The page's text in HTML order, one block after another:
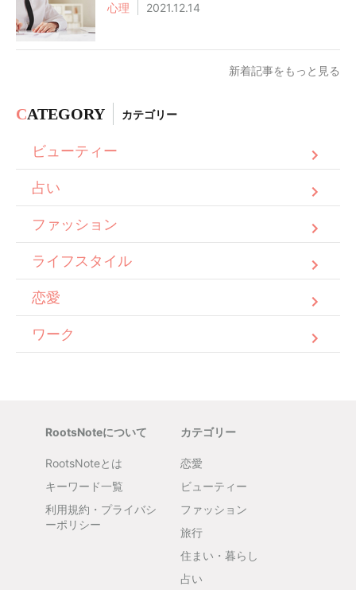
心理 2021.12.14
新着記事をもっと見る
CATEGORY カテゴリー
ビューティー
占い
ファッション
ライフスタイル
恋愛
ワーク
RootsNoteについて
RootsNoteとは
キーワード一覧
利用規約・プライバシ
ーポリシー
カテゴリー
恋愛
ビューティー
ファッション
旅行
住まい・暮らし
占い